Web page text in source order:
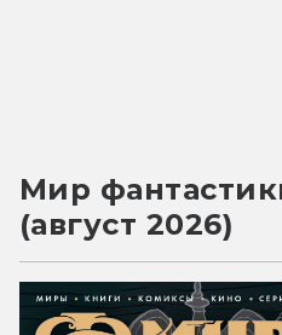
Мир
(август 2026)